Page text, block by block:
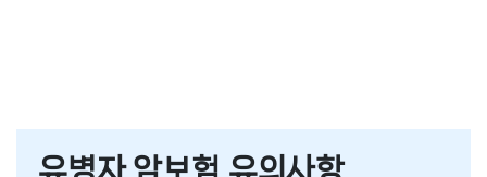
2023년 유병자보험 저렴하게 가입하는 꿀TIP!